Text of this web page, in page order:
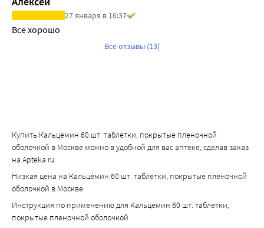
раздельное применение этих препаратов и витамина D,
по крайней мере, 2 часа до или через 4-6 часов после
приема витамина D. К данным препаратам относятся:
ионобменные смолы (например, колестирамин),
кислота, фитиновая кислота
Щавелевая кислота, находящаяся в шпинате и ревене, и
фитиновая кислота, находящаяся в зерновых культурах,
может препятствовать всасыванию кальция. Не
рекомендуется принимать препараты кальция в течение
2 часов после приема пищи, содержащей высокую
концентрацию щавелевой и фитиновой кислот.
27 января в 16:37
Все хорошо
Все отзывы (13)
Купить Кальцемин 60 шт. таблетки, покрытые пленочной
оболочкой в Москве можно в удобной для вас аптеке, сделав заказ
на Apteka.ru.
Низкая цена на Кальцемин 60 шт. таблетки, покрытые пленочной
оболочкой в Москве
Инструкция по применению для Кальцемин 60 шт. таблетки,
покрытые пленочной оболочкой